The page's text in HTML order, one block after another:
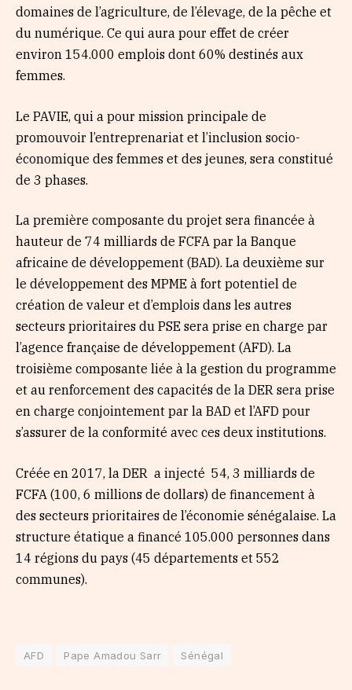
domaines de l’agriculture, de l’élevage, de la pêche et
du numérique. Ce qui aura pour effet de créer
environ 154.000 emplois dont 60% destinés aux
femmes.
Le PAVIE, qui a pour mission principale de
promouvoir l’entreprenariat et l’inclusion socio-
économique des femmes et des jeunes, sera constitué
de 3 phases.
La première composante du projet sera financée à
hauteur de 74 milliards de FCFA par la Banque
africaine de développement (BAD). La deuxième sur
le développement des MPME à fort potentiel de
création de valeur et d’emplois dans les autres
secteurs prioritaires du PSE sera prise en charge par
l’agence française de développement (AFD). La
troisième composante liée à la gestion du programme
et au renforcement des capacités de la DER sera prise
en charge conjointement par la BAD et l’AFD pour
s’assurer de la conformité avec ces deux institutions.
Créée en 2017, la DER a injecté 54, 3 milliards de
FCFA (100, 6 millions de dollars) de financement à
des secteurs prioritaires de l’économie sénégalaise. La
structure étatique a financé 105.000 personnes dans
14 régions du pays (45 départements et 552
communes).
AFD Pape Amadou Sarr Sénégal